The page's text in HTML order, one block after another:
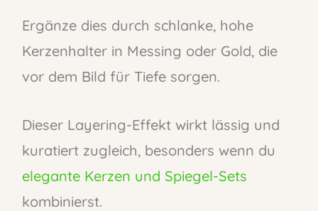
Ergänze dies durch schlanke, hohe
Kerzenhalter in Messing oder Gold, die
vor dem Bild für Tiefe sorgen.
Dieser Layering-Effekt wirkt lässig und
kuratiert zugleich, besonders wenn du
elegante Kerzen und Spiegel-Sets
kombinierst.